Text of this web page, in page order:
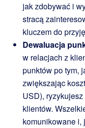
jak zdobywać i
stracą
kluczem do
Dewaluacja
w relacjach z
punktów po tym,
zwiększając
USD),
klientów.
komunikowane